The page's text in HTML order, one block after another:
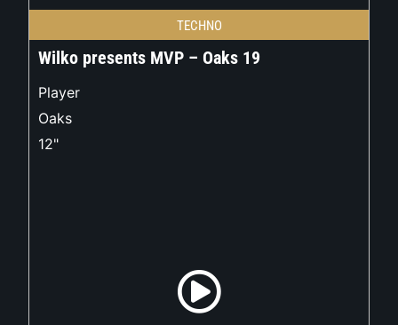
TECHNO
Wilko presents MVP – Oaks 19
Player
Oaks
12"